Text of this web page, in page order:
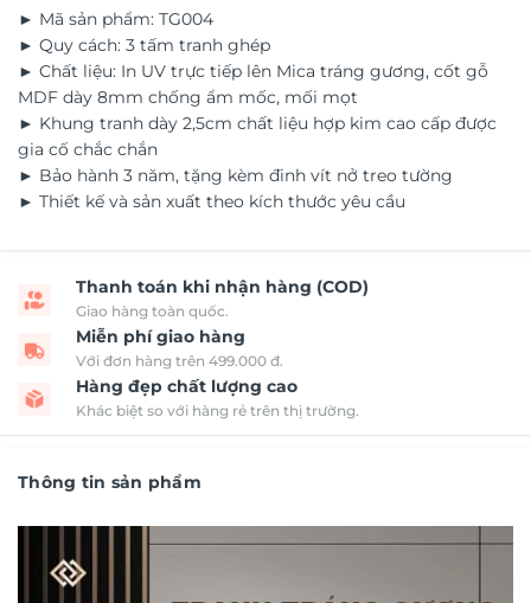
► Mã sản phẩm: TG004
► Quy cách: 3 tấm tranh ghép
► Chất liệu: In UV trực tiếp lên Mica tráng gương, cốt gỗ
MDF dày 8mm chống ẩm mốc, mối mọt
► Khung tranh dày 2,5cm chất liệu hợp kim cao cấp được
gia cố chắc chắn
► Bảo hành 3 năm, tặng kèm đinh vít nở treo tường
► Thiết kế và sản xuất theo kích thước yêu cầu
Thanh toán khi nhận hàng (COD)
Giao hàng toàn quốc.
Miễn phí giao hàng
Với đơn hàng trên 499.000 đ.
Hàng đẹp chất lượng cao
Khác biệt so với hàng rẻ trên thị trường.
Thông tin sản phẩm